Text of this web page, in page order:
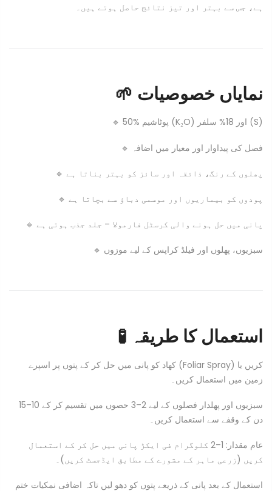
ہے، جس سے بہتر اور تیز نتائج حاصل ہوتے ہیں۔
🌱 نمایاں خصوصیات
🔹 50% پوٹاشیم (K₂O) اور 18% سلفر (S)
🔹 فصل کی پیداوار اور معیار میں اضافہ
🔹 پھلوں کے رنگ، ذائقہ اور سائز کو بہتر بناتا ہے
🔹 پودوں کو بیماریوں اور موسمی دباؤ سے بچاتا ہے
🔹 پانی میں حل ہونے والی کرسٹل فارمولا – جلد جذب ہوتی ہے
🔹 سبزیوں، پھلوں اور فیلڈ کراپس کے لیے موزوں
🧪 استعمال کا طریقہ
کھاد کو پانی میں حل کر کے پتوں پر اسپرے (Foliar Spray) کریں یا
زمین میں استعمال کریں۔
سبزیوں اور پھلدار فصلوں کے لیے 2–3 حصوں میں تقسیم کر کے 10–15
دن کے وقفے سے استعمال کریں۔
عام مقدار: 1–2 کلوگرام فی ایکڑ پانی میں حل کر کے استعمال
کریں (زرعی ماہر کے مشورے کے مطابق ایڈجسٹ کریں)۔
استعمال کے بعد پانی کے ذریعے پتوں کو دھو لیں تاکہ اضافی نمکیات ختم